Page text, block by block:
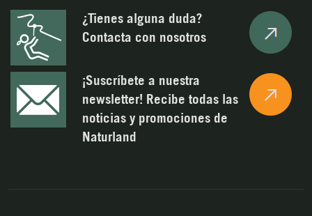
¿Tienes alguna duda?
Contacta con nosotros
¡Suscríbete a nuestra
newsletter! Recibe todas las
noticias y promociones de
Naturland